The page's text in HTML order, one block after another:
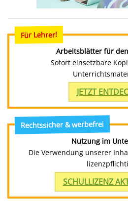
Für Lehrer!
Arbeitsblätter für
Sofort einsetzbare
JETZT
Rechtssicher & werbefrei
Nutzung im
Die Verwendung unserer
SCHULLIZENZ